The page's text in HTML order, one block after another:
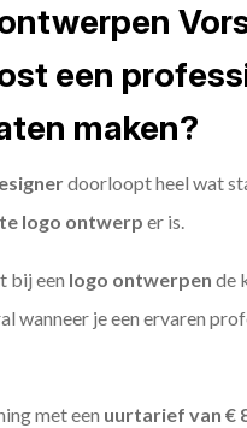
een
maken?
doorloopt heel wat
logo ontwerp er is.
bij een logo ontwerpen de
wanneer je een ervaren
met een uurtarief van €